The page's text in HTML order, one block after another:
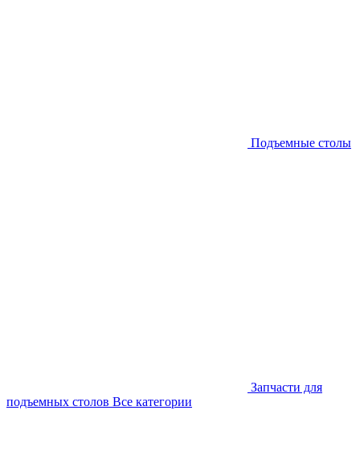
Подъемные столы
Запчасти для
подъемных столов Все категории